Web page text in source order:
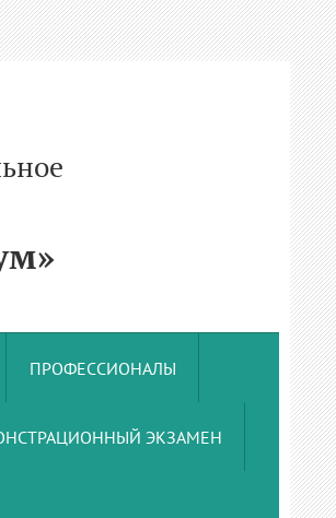
ПРОФЕССИОНАЛЫ
ЭКЗАМЕН